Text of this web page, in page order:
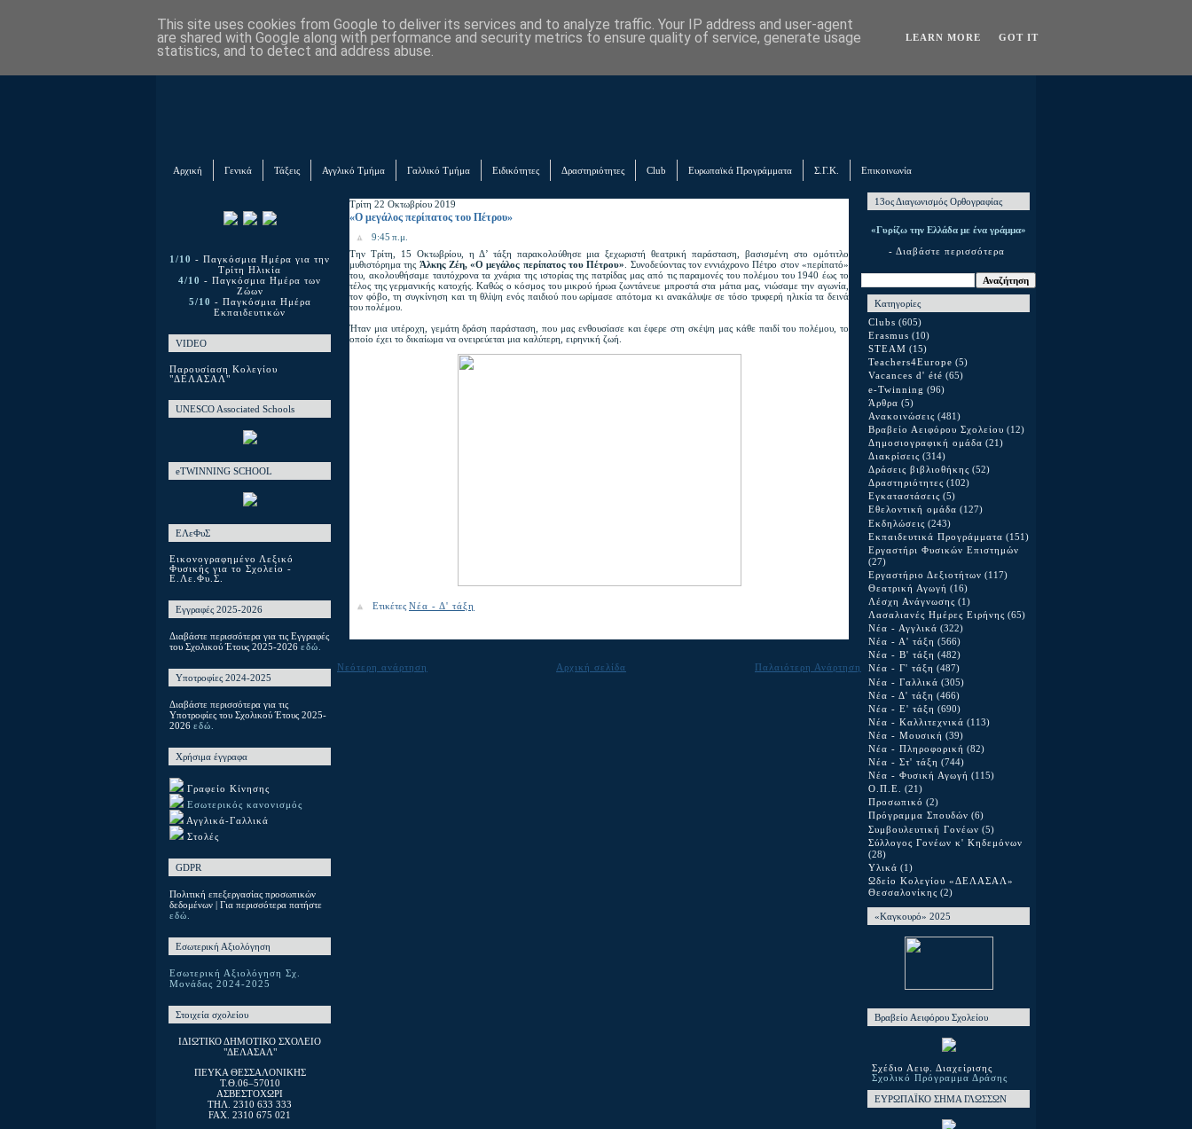
Αρχική Γενικά Τάξεις Αγγλικό Τμήμα Γαλλικό Τμήμα Ειδικότητες Δραστηριότητες Club Ευρωπαϊκά Προγράμματα Σ.Γ.Κ. Επικοινωνία
1/10 - Παγκόσμια Ημέρα για την
Τρίτη Ηλικία
4/10 - Παγκόσμια Ημέρα των
Ζώων
5/10 - Παγκόσμια Ημέρα
Εκπαιδευτικών
VIDEO
Παρουσίαση Κολεγίου
"ΔΕΛΑΣΑΛ"
UNESCO Associated Schools
eTWINNING SCHOOL
ΕΛεΦυΣ
Εικονογραφημένο Λεξικό
Φυσικής για το Σχολείο -
Ε.Λε.Φυ.Σ.
Εγγραφές 2025-2026
Διαβάστε περισσότερα για τις Εγγραφές
του Σχολικού Έτους 2025-2026 εδώ.
Υποτροφίες 2024-2025
Διαβάστε περισσότερα για τις
Υποτροφίες του Σχολικού Έτους 2025-
2026 εδώ.
Χρήσιμα έγγραφα
Γραφείο Κίνησης
Εσωτερικός κανονισμός
Αγγλικά-Γαλλικά
Στολές
GDPR
Πολιτική επεξεργασίας προσωπικών
δεδομένων | Για περισσότερα πατήστε
εδώ.
Εσωτερική Αξιολόγηση
Εσωτερική Αξιολόγηση Σχ.
Μονάδας 2024-2025
Στοιχεία σχολείου
ΙΔΙΩΤΙΚΟ ΔΗΜΟΤΙΚΟ ΣΧΟΛΕΙΟ
"ΔΕΛΑΣΑΛ"
ΠΕΥΚΑ ΘΕΣΣΑΛΟΝΙΚΗΣ
T.Θ.06–57010
ΑΣΒΕΣΤΟΧΩΡΙ
ΤΗΛ. 2310 633 333
FAX. 2310 675 021
Τρίτη 22 Οκτωβρίου 2019
«Ο μεγάλος περίπατος του Πέτρου»
9:45 π.μ.
Την Τρίτη, 15 Οκτωβρίου, η Δ’ τάξη παρακολούθησε μια ξεχωριστή θεατρική παράσταση, βασισμένη στο ομότιτλο
μυθιστόρημα της Άλκης Ζέη, «Ο μεγάλος περίπατος του Πέτρου»
. Συνοδεύοντας τον εννιάχρονο Πέτρο στον «περίπατό»
του, ακολουθήσαμε ταυτόχρονα τα χνάρια της ιστορίας της πατρίδας μας από τις παραμονές του πολέμου του 1940 έως το
τέλος της γερμανικής κατοχής. Καθώς ο κόσμος του μικρού ήρωα ζωντάνευε μπροστά στα μάτια μας, νιώσαμε την αγωνία,
τον φόβο, τη συγκίνηση και τη θλίψη ενός παιδιού που ωρίμασε απότομα κι ανακάλυψε σε τόσο τρυφερή ηλικία τα δεινά
του πολέμου.
Ήταν μια υπέροχη, γεμάτη δράση παράσταση, που μας ενθουσίασε και έφερε στη σκέψη μας κάθε παιδί του πολέμου, το
οποίο έχει το δικαίωμα να ονειρεύεται μια καλύτερη, ειρηνική ζωή.
Ετικέτες Νέα - Δ' τάξη
Νεότερη ανάρτηση Παλαιότερη Ανάρτηση
Αρχική σελίδα
13ος Διαγωνισμός Ορθογραφίας
«Γυρίζω την Ελλάδα με ένα γράμμα»
- Διαβάστε περισσότερα
Κατηγορίες
Clubs (605)
Erasmus (10)
STEAM (15)
Teachers4Europe (5)
Vacances d' été (65)
e-Twinning (96)
Άρθρα (5)
Ανακοινώσεις (481)
Βραβείο Αειφόρου Σχολείου (12)
Δημοσιογραφική ομάδα (21)
Διακρίσεις (314)
Δράσεις βιβλιοθήκης (52)
Δραστηριότητες (102)
Εγκαταστάσεις (5)
Εθελοντική ομάδα (127)
Εκδηλώσεις (243)
Εκπαιδευτικά Προγράμματα (151)
Εργαστήρι Φυσικών Επιστημών
(27)
Εργαστήριο Δεξιοτήτων (117)
Θεατρική Αγωγή (16)
Λέσχη Ανάγνωσης (1)
Λασαλιανές Ημέρες Ειρήνης (65)
Νέα - Αγγλικά (322)
Νέα - Α' τάξη (566)
Νέα - Β' τάξη (482)
Νέα - Γ' τάξη (487)
Νέα - Γαλλικά (305)
Νέα - Δ' τάξη (466)
Νέα - Ε' τάξη (690)
Νέα - Καλλιτεχνικά (113)
Νέα - Μουσική (39)
Νέα - Πληροφορική (82)
Νέα - Στ' τάξη (744)
Νέα - Φυσική Αγωγή (115)
Ο.Π.Ε. (21)
Προσωπικό (2)
Πρόγραμμα Σπουδών (6)
Συμβουλευτική Γονέων (5)
Σύλλογος Γονέων κ' Κηδεμόνων
(28)
Υλικά (1)
Ωδείο Κολεγίου «ΔΕΛΑΣΑΛ»
Θεσσαλονίκης (2)
«Καγκουρό» 2025
Βραβείο Αειφόρου Σχολείου
Σχέδιο Αειφ. Διαχείρισης
Σχολικό Πρόγραμμα Δράσης
ΕΥΡΩΠΑΪΚΟ ΣΗΜΑ ΓΛΩΣΣΩΝ
This site uses cookies from Google to deliver its services and to analyze traffic. Your IP address and user-agent
are shared with Google along with performance and security metrics to ensure quality of service, generate usage
statistics, and to detect and address abuse.
LEARN MORE GOT IT